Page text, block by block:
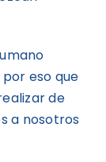
eso que
de
a nosotros